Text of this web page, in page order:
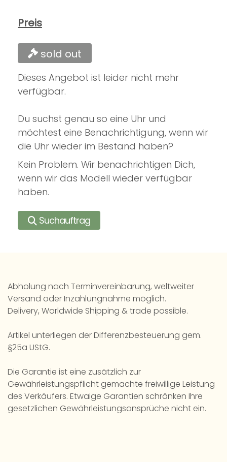
Preis
sold out
Dieses Angebot ist leider nicht mehr
verfügbar.
Du suchst genau so eine Uhr und
möchtest eine Benachrichtigung, wenn wir
die Uhr wieder im Bestand haben?
Kein Problem. Wir benachrichtigen Dich,
wenn wir das Modell wieder verfügbar
haben.
Suchauftrag
Abholung nach Terminvereinbarung, weltweiter
Versand oder Inzahlungnahme möglich.
Delivery, Worldwide Shipping & trade possible.
Artikel unterliegen der Differenzbesteuerung gem.
§25a UStG.
Die Garantie ist eine zusätzlich zur
Gewährleistungspflicht gemachte freiwillige Leistung
des Verkäufers. Etwaige Garantien schränken Ihre
gesetzlichen Gewährleistungsansprüche nicht ein.